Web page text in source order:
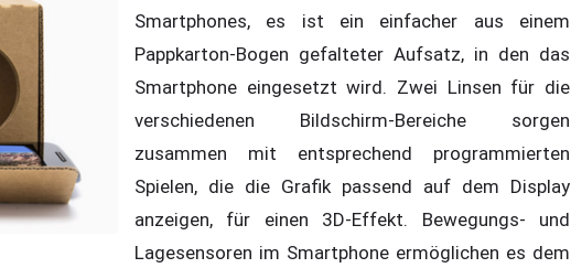
Smartphones, es ist ein einfacher aus einem
Pappkarton-Bogen gefalteter Aufsatz, in den das
Smartphone eingesetzt wird. Zwei Linsen für die
verschiedenen Bildschirm-Bereiche sorgen
zusammen mit entsprechend programmierten
Spielen, die die Grafik passend auf dem Display
anzeigen, für einen 3D-Effekt. Bewegungs- und
Lagesensoren im Smartphone ermöglichen es dem